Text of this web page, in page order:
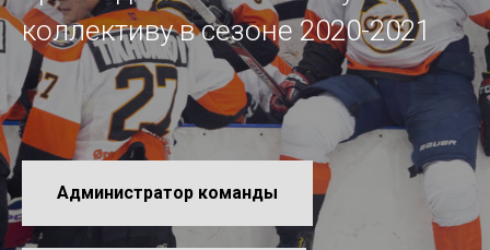
коллективу в сезоне 2020-2021
Администратор команды